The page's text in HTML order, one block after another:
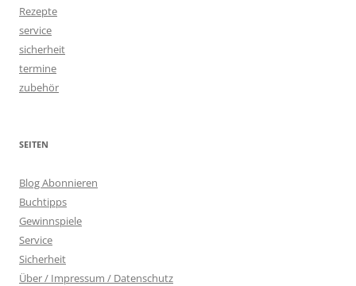
Rezepte
service
sicherheit
termine
zubehör
SEITEN
Blog Abonnieren
Buchtipps
Gewinnspiele
Service
Sicherheit
Über / Impressum / Datenschutz